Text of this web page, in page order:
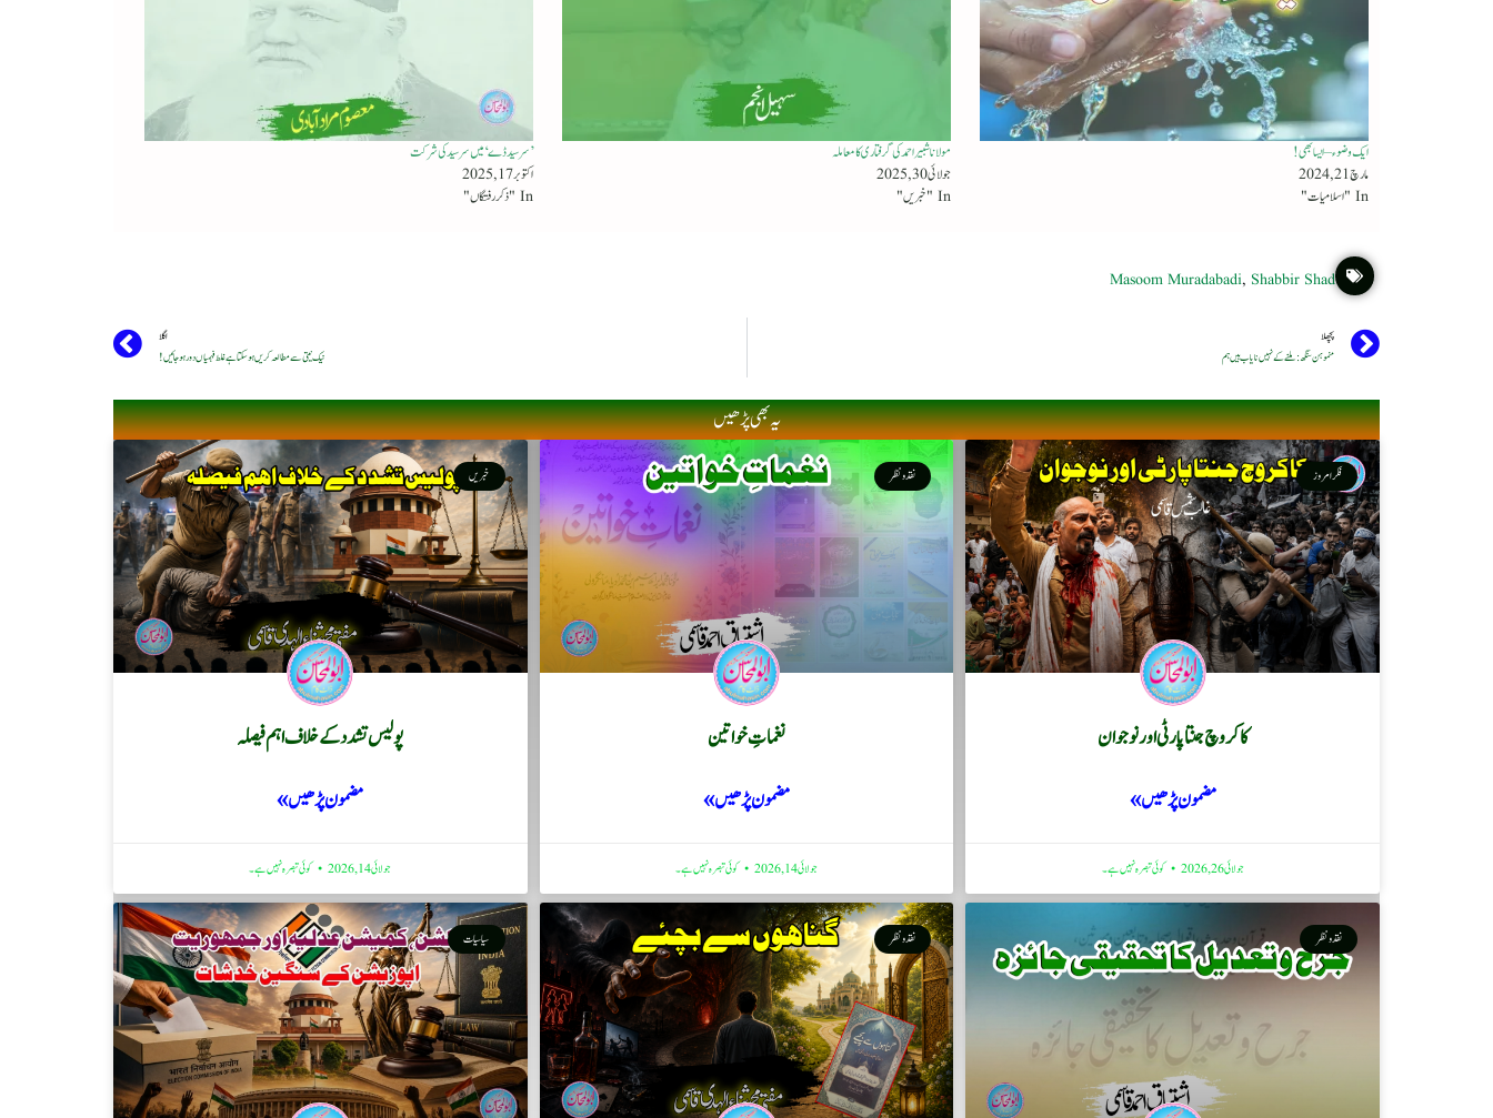
ایک وضوء – ایسا بھی!
مارچ 21, 2024
In "اسلامیات"
مولانا شبیر احمد کی گرفتاری کا معاملہ
جولائی 30, 2025
In "خبریں"
’سرسید ڈے‘ میں سرسید کی شرکت
اکتوبر 17, 2025
In "ذکر رفتگاں"
Masoom Muradabadi, Shabbir Shad
پچھلا
منموہن سنگھ : ملنے کے نہیں نایاب ہیں ہم
اگلا
نیک نیتی سے مطالعہ کریں ہوسکتا ہے غلط فہمیاں دور ہوجائیں !
یہ بھی پڑھیں
فکر امروز
کاکروچ جنتا پارٹی اور نوجوان
مضمون پڑھیں »
جولائی 26, 2026 کوئی تبصرہ نہیں ہے۔
نقد ونظر
نغماتِ خواتین
مضمون پڑھیں »
جولائی 14, 2026 کوئی تبصرہ نہیں ہے۔
خبریں
پولیس تشدد کے خلاف اہم فیصلہ
مضمون پڑھیں »
جولائی 14, 2026 کوئی تبصرہ نہیں ہے۔
نقد ونظر نقد ونظر سیاسیات